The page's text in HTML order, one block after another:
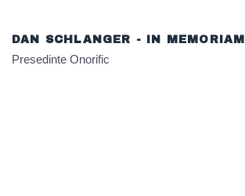
DAN SCHLANGER - IN MEMORIAM​
Presedinte Onorific